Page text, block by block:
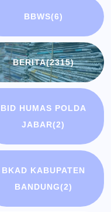
BBWS(6)
BERITA(2315)
BID HUMAS POLDA
JABAR(2)
BKAD KABUPATEN
BANDUNG(2)